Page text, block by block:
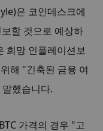
은 코인데스크에
할 것으로 예상하
희망 인플레이션보
해 "긴축된 금융 여
했습니다.
가격의 경우 "고